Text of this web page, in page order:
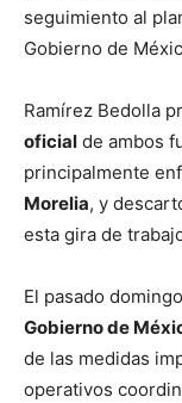
seguimiento al
Gobierno de
Ramírez Bedolla
oficial de ambos
principalmente
Morelia, y
esta gira de
El pasado
Gobierno de
de las medidas
operativos